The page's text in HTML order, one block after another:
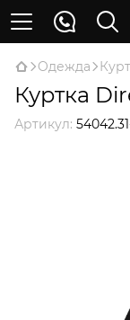
Oдежда
Куртка
Артикул: